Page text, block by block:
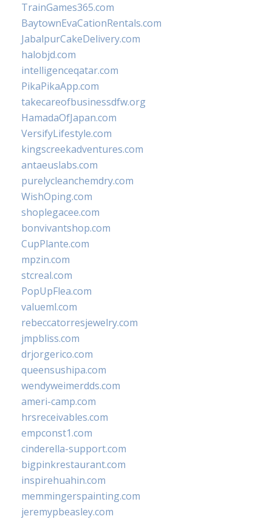
TrainGames365.com
BaytownEvaCationRentals.com
JabalpurCakeDelivery.com
halobjd.com
intelligenceqatar.com
PikaPikaApp.com
takecareofbusinessdfw.org
HamadaOfJapan.com
VersifyLifestyle.com
kingscreekadventures.com
antaeuslabs.com
purelycleanchemdry.com
WishOping.com
shoplegacee.com
bonvivantshop.com
CupPlante.com
mpzin.com
stcreal.com
PopUpFlea.com
valueml.com
rebeccatorresjewelry.com
jmpbliss.com
drjorgerico.com
queensushipa.com
wendyweimerdds.com
ameri-camp.com
hrsreceivables.com
empconst1.com
cinderella-support.com
bigpinkrestaurant.com
inspirehuahin.com
memmingerspainting.com
jeremypbeasley.com